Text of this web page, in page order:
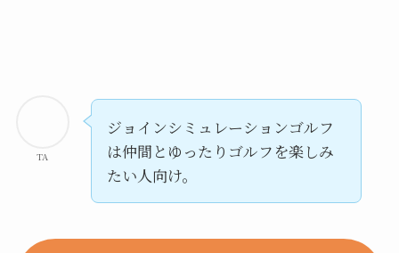
TA
ジョインシミュレーションゴルフ
は仲間とゆったりゴルフを楽しみ
たい人向け。